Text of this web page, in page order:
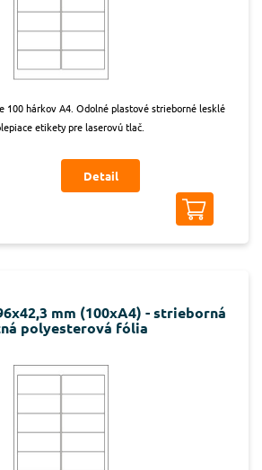
100 hárkov A4. Odolné plastové strieborné lesklé
etikety pre laserovú tlač.
Detail
mm (100xA4) - strieborná
polyesterová fólia